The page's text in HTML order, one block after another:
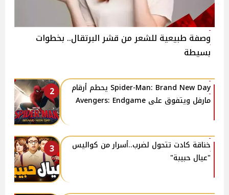
وصفة طبيعية للشعر من قشر البرتقال.. بخطوات
بسيطة
2
Spider-Man: Brand New Day يحطم أرقام
مارفل ويتفوق على Avengers: Endgame
3
خناقة كادت تتحول لضرب..أسرار من كواليس
"عيال حبيبة"